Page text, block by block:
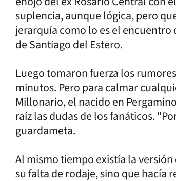
suplencia, aunque lógica, pero
jerarquía como lo es el encuentro
de Santiago del Estero.
Luego tomaron fuerza los
minutos. Pero para calmar
Millonario, el nacido en
raíz las dudas de los fanáticos.
guardameta.
Al mismo tiempo existía la
su falta de rodaje, sino que hacía